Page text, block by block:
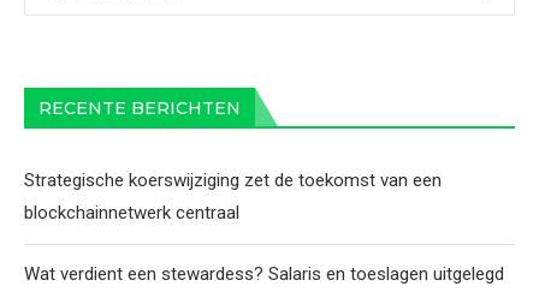
RECENTE BERICHTEN
Strategische koerswijziging zet de toekomst van een
blockchainnetwerk centraal
Wat verdient een stewardess? Salaris en toeslagen uitgelegd